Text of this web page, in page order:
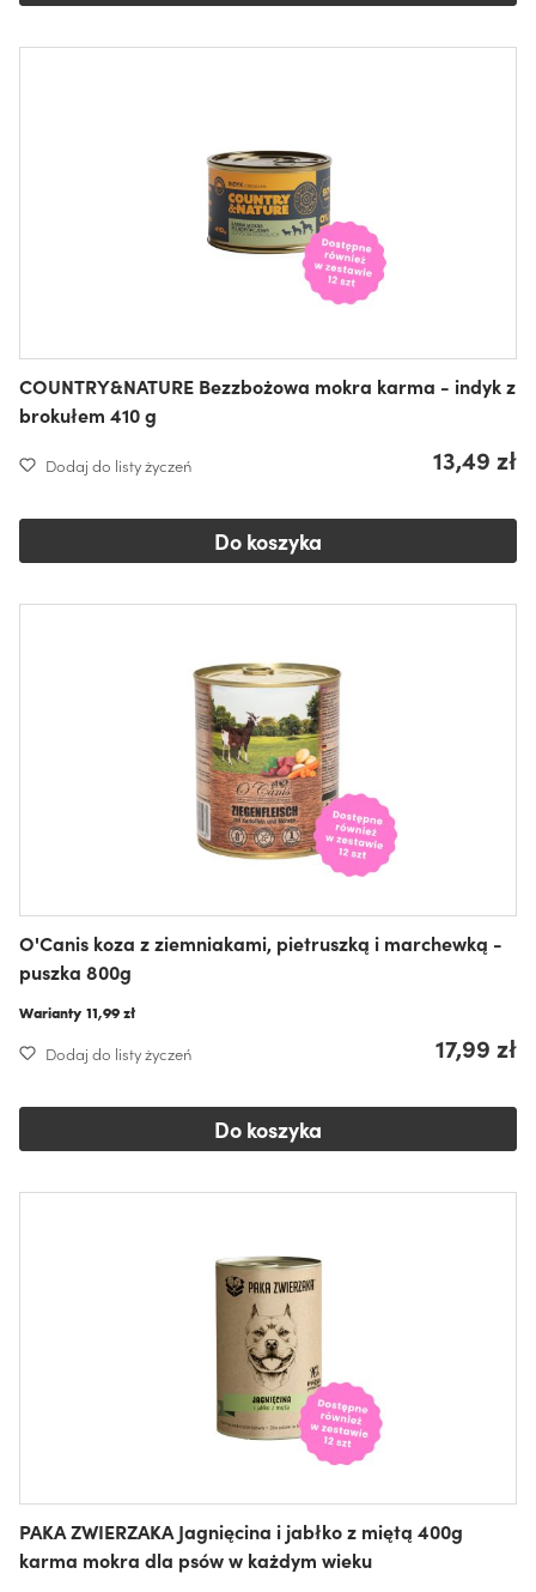
COUNTRY&NATURE Bezzbożowa mokra karma - indyk z
brokułem 410 g
Dodaj do listy życzeń 13,49 zł
Do koszyka
O'Canis koza z ziemniakami, pietruszką i marchewką -
puszka 800g
Warianty 11,99 zł
Dodaj do listy życzeń 17,99 zł
Do koszyka
PAKA ZWIERZAKA Jagnięcina i jabłko z miętą 400g
karma mokra dla psów w każdym wieku